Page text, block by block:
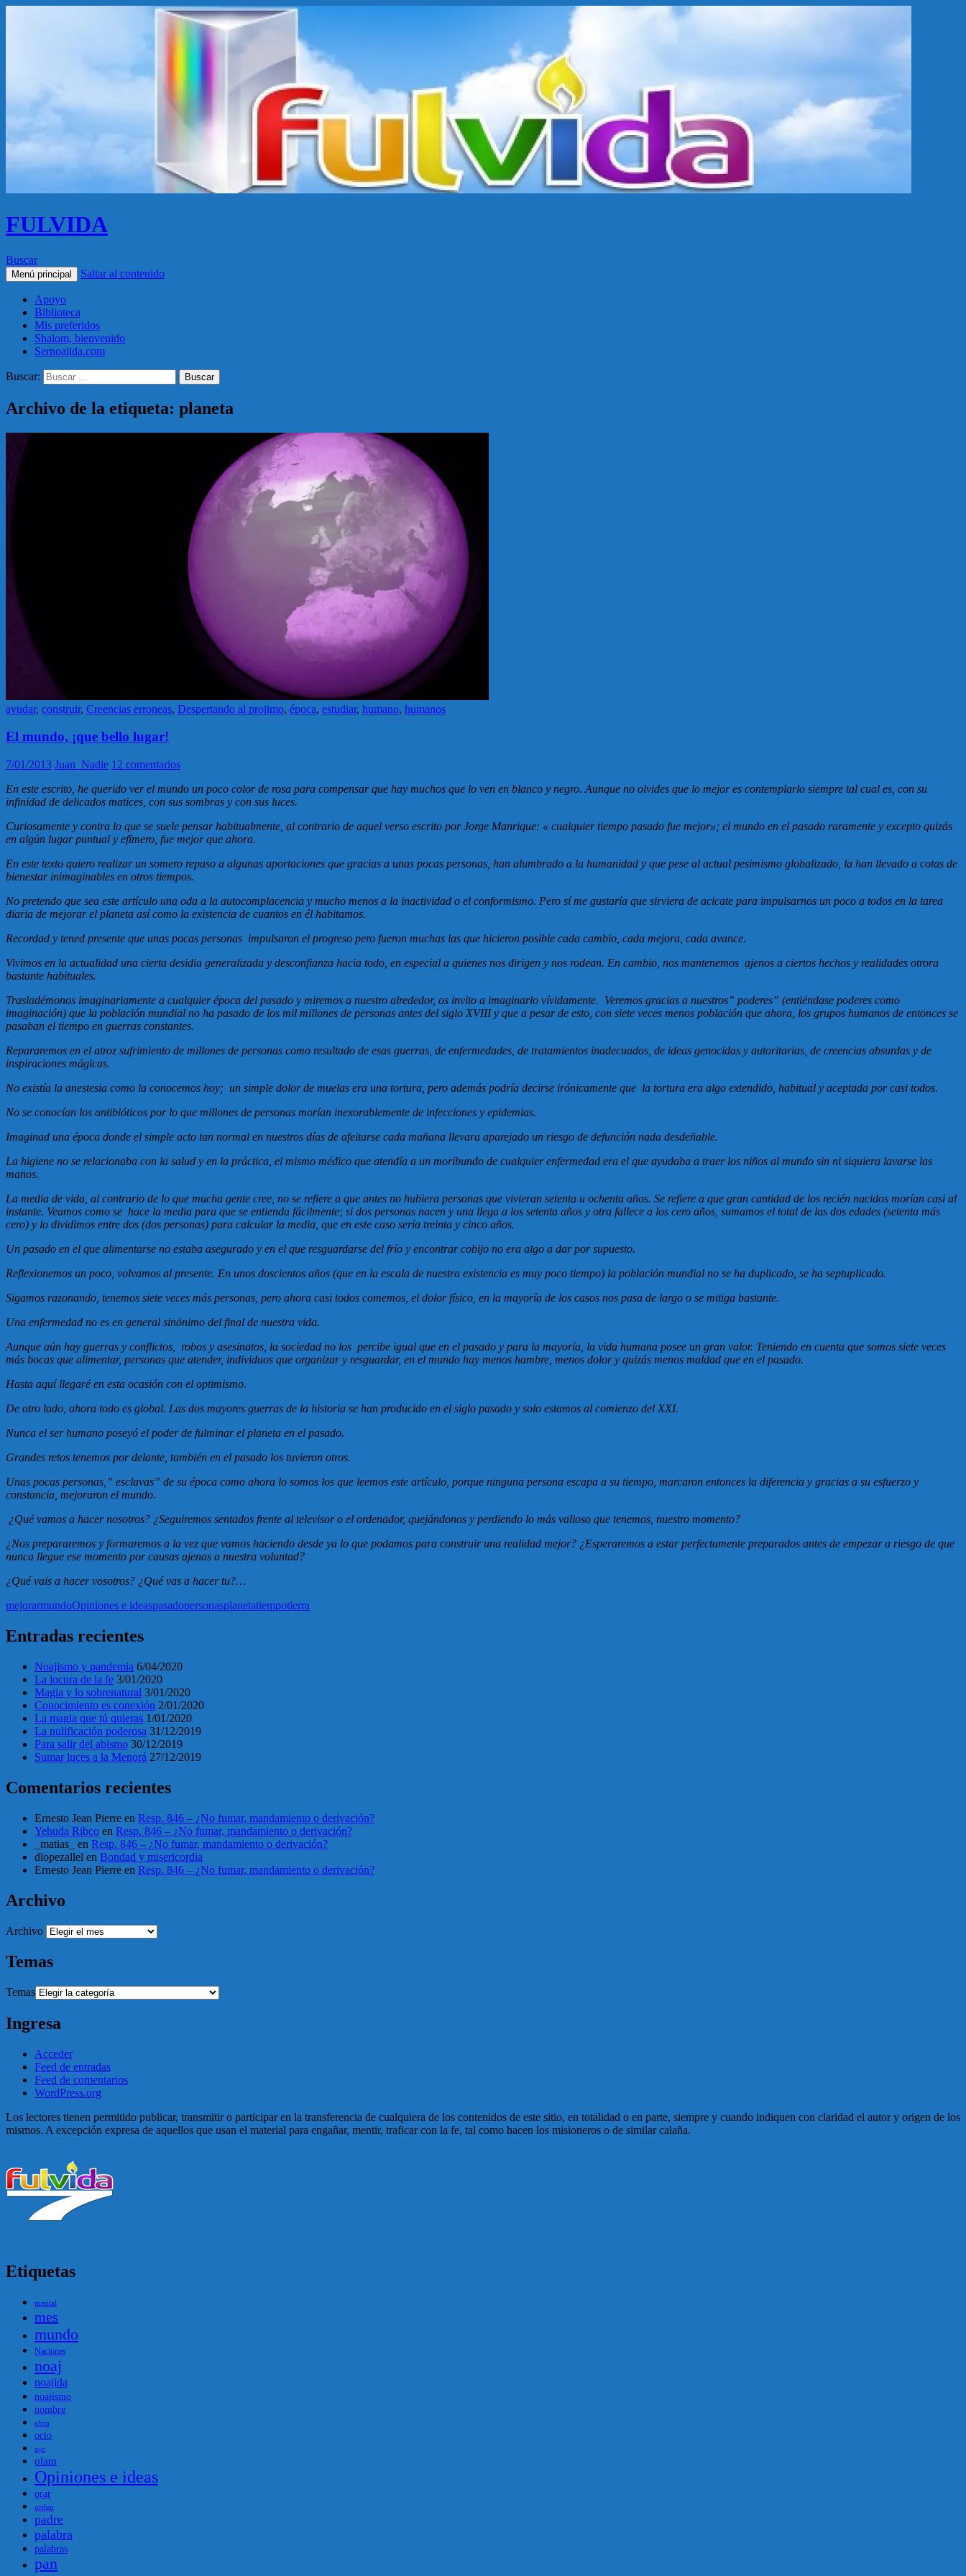
FULVIDA
Buscar
Menú principal Saltar al contenido
Apoyo
Biblioteca
Mis preferidos
Shalom, bienvenido
Sernoajida.com
Buscar:
Archivo de la etiqueta: planeta
ayudar, construir, Creencias erroneas, Despertando al projimo, época, estudiar, humano, humanos
El mundo, ¡que bello lugar!
7/01/2013 Juan_Nadie 12 comentarios
En este escrito, he querido ver el mundo un poco color de rosa para compensar que hay muchos que lo ven en blanco y negro. Aunque no olvides que lo mejor es contemplarlo siempre tal cual es, con su
infinidad de delicados matices, con sus sombras y con sus luces.
Curiosamente y contra lo que se suele pensar habitualmente, al contrario de aquel verso escrito por Jorge Manrique: « cualquier tiempo pasado fue mejor»; el mundo en el pasado raramente y excepto quizás
en algún lugar puntual y efímero, fue mejor que ahora.
En este texto quiero realizar un somero repaso a algunas aportaciones que gracias a unas pocas personas, han alumbrado a la humanidad y que pese al actual pesimismo globalizado, la han llevado a cotas de
bienestar inimaginables en otros tiempos.
No pretendo que sea este artículo una oda a la autocomplacencia y mucho menos a la inactividad o el conformismo. Pero sí me gustaría que sirviera de acicate para impulsarnos un poco a todos en la tarea
diaria de mejorar el planeta así como la existencia de cuantos en él habitamos.
Recordad y tened presente que unas pocas personas impulsaron el progreso pero fueron muchas las que hicieron posible cada cambio, cada mejora, cada avance.
Vivimos en la actualidad una cierta desidia generalizada y desconfianza hacia todo, en especial a quienes nos dirigen y nos rodean. En cambio, nos mantenemos ajenos a ciertos hechos y realidades otrora
bastante habituales.
Trasladémonos imaginariamente a cualquier época del pasado y miremos a nuestro alrededor, os invito a imaginarlo vívidamente. Veremos gracias a nuestros” poderes” (entiéndase poderes como
imaginación) que la población mundial no ha pasado de los mil millones de personas antes del siglo XVIII y que a pesar de esto, con siete veces menos población que ahora, los grupos humanos de entonces se
pasaban el tiempo en guerras constantes.
Repararemos en el atroz sufrimiento de millones de personas como resultado de esas guerras, de enfermedades, de tratamientos inadecuados, de ideas genocidas y autoritarias, de creencias absurdas y de
inspiraciones mágicas.
No existía la anestesia como la conocemos hoy; un simple dolor de muelas era una tortura, pero además podría decirse irónicamente que la tortura era algo extendido, habitual y aceptada por casi todos.
No se conocían los antibióticos por lo que millones de personas morían inexorablemente de infecciones y epidemias.
Imaginad una época donde el simple acto tan normal en nuestros días de afeitarse cada mañana llevara aparejado un riesgo de defunción nada desdeñable.
La higiene no se relacionaba con la salud y en la práctica, el mismo médico que atendía a un moribundo de cualquier enfermedad era el que ayudaba a traer los niños al mundo sin ni siquiera lavarse las
manos.
La media de vida, al contrario de lo que mucha gente cree, no se refiere a que antes no hubiera personas que vivieran setenta u ochenta años. Se refiere a que gran cantidad de los recién nacidos morían casi al
instante. Veamos como se hace la media para que se entienda fácilmente; si dos personas nacen y una llega a los setenta años y otra fallece a los cero años, sumamos el total de las dos edades (setenta más
cero) y lo dividimos entre dos (dos personas) para calcular la media, que en este caso sería treinta y cinco años.
Un pasado en el que alimentarse no estaba asegurado y en el que resguardarse del frío y encontrar cobijo no era algo a dar por supuesto.
Reflexionemos un poco, volvamos al presente. En unos doscientos años (que en la escala de nuestra existencia es muy poco tiempo) la población mundial no se ha duplicado, se ha septuplicado.
Sigamos razonando, tenemos siete veces más personas, pero ahora casi todos comemos, el dolor físico, en la mayoría de los casos nos pasa de largo o se mitiga bastante.
Una enfermedad no es en general sinónimo del final de nuestra vida.
Aunque aún hay guerras y conflictos, robos y asesinatos, la sociedad no los percibe igual que en el pasado y para la mayoría, la vida humana posee un gran valor. Teniendo en cuenta que somos siete veces
más bocas que alimentar, personas que atender, individuos que organizar y resguardar, en el mundo hay menos hambre, menos dolor y quizás menos maldad que en el pasado.
Hasta aquí llegaré en esta ocasión con el optimismo.
De otro lado, ahora todo es global. Las dos mayores guerras de la historia se han producido en el siglo pasado y solo estamos al comienzo del XXI.
Nunca el ser humano poseyó el poder de fulminar el planeta en el pasado.
Grandes retos tenemos por delante, también en el pasado los tuvieron otros.
Unas pocas personas,” esclavas” de su época como ahora lo somos los que leemos este artículo, porque ninguna persona escapa a su tiempo, marcaron entonces la diferencia y gracias a su esfuerzo y
constancia, mejoraron el mundo.
¿Qué vamos a hacer nosotros? ¿Seguiremos sentados frente al televisor o el ordenador, quejándonos y perdiendo lo más valioso que tenemos, nuestro momento?
¿Nos prepararemos y formaremos a la vez que vamos haciendo desde ya lo que podamos para construir una realidad mejor? ¿Esperaremos a estar perfectamente preparados antes de empezar a riesgo de que
nunca llegue ese momento por causas ajenas a nuestra voluntad?
¿Qué vais a hacer vosotros? ¿Qué vas a hacer tu?…
mejorarmundoOpiniones e ideaspasadopersonasplanetatiempotierra
Entradas recientes
Noajismo y pandemia 6/04/2020
La locura de la fe 3/01/2020
Magia y lo sobrenatural 3/01/2020
Conocimiento es conexión 2/01/2020
La magia que tú quieras 1/01/2020
La nulificación poderosa 31/12/2019
Para salir del abismo 30/12/2019
Sumar luces a la Menorá 27/12/2019
Comentarios recientes
Ernesto Jean Pierre en Resp. 846 – ¿No fumar, mandamiento o derivación?
Yehuda Ribco en Resp. 846 – ¿No fumar, mandamiento o derivación?
_matias_
en Resp. 846 – ¿No fumar, mandamiento o derivación?
dlopezallel en Bondad y misericordia
Ernesto Jean Pierre en Resp. 846 – ¿No fumar, mandamiento o derivación?
Archivo
Archivo
Temas
Temas
Ingresa
Acceder
Feed de entradas
Feed de comentarios
WordPress.org
Los lectores tienen permitido publicar, transmitir o participar en la transferencia de cualquiera de los contenidos de este sitio, en totalidad o en parte, siempre y cuando indiquen con claridad el autor y origen de los
mismos. A excepción expresa de aquellos que usan el material para engañar, mentir, traficar con la fe, tal como hacen los misioneros o de similar calaña.
Etiquetas
mental
mes
mundo
Naciones
noaj
noajida
noajismo
nombre
obra
ocio
ojo
olam
Opiniones e ideas
orar
orden
padre
palabra
palabras
pan